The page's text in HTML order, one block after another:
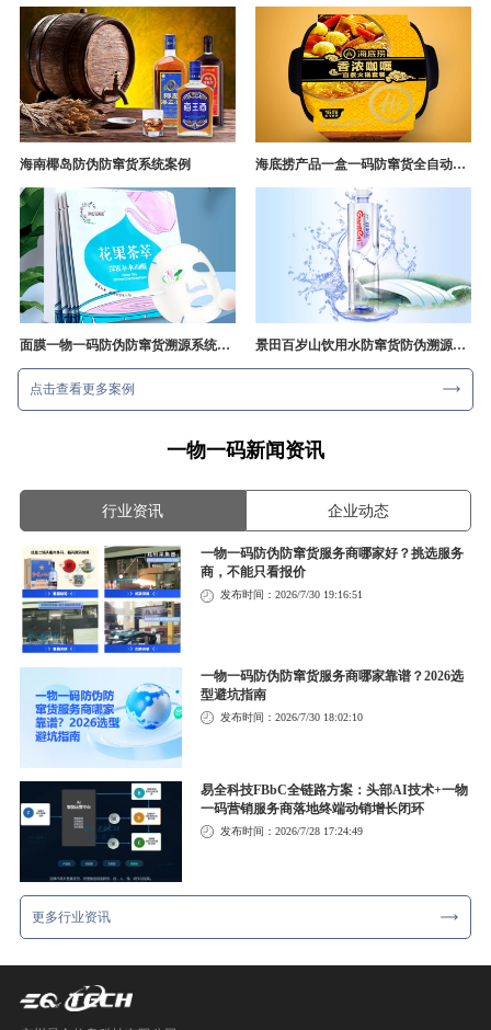
海南椰岛防伪防窜货系统案例 海底捞产品一盒一码防窜货全自动产线追溯方案
面膜一物一码防伪防窜货溯源系统开发 景田百岁山饮用水防窜货防伪溯源成功案例
点击查看更多案例
一物一码新闻资讯
行业资讯 企业动态
一物一码防伪防窜货服务商哪家好？挑选服务
商，不能只看报价
发布时间：2026/7/30 19:16:51
一物一码防伪防窜货服务商哪家靠谱？2026选
型避坑指南
发布时间：2026/7/30 18:02:10
易全科技FBbC全链路方案：头部AI技术+一物
一码营销服务商落地终端动销增长闭环
发布时间：2026/7/28 17:24:49
更多行业资讯